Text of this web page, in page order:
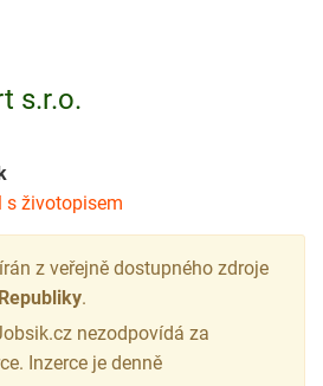
s.r.o.
s životopisem
z veřejně dostupného zdroje
.
nezodpovídá za
Inzerce je denně